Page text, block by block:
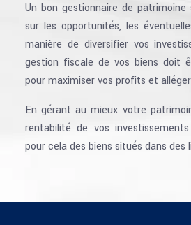
Un bon gestionnaire de patrimoine
sur les opportunités, les
manière de diversifier vos
gestion fiscale de vos biens doit
pour maximiser vos profits et
En gérant au mieux votre
rentabilité de vos
pour cela des biens situés dans des